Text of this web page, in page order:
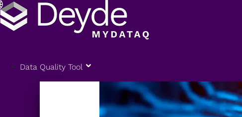
Data Quality Tool